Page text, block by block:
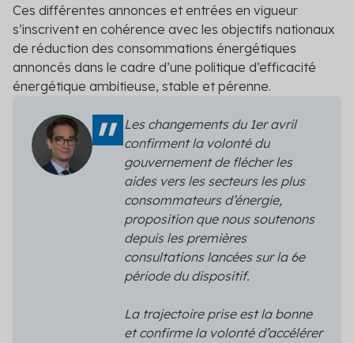
Voir toutes les solutions
Voir toutes les solutions
Agriculture
Copropriété
Logement social
Secteur public
Ces différentes annonces et entrées en vigueur
s’inscrivent en cohérence avec les objectifs nationaux
de réduction des consommations énergétiques
annoncés dans le cadre d’une politique d’efficacité
énergétique ambitieuse, stable et pérenne.
Les changements du 1eravril
confirment la volonté du
gouvernement de flécher les
aides vers les secteurs les plus
consommateurs d’énergie,
proposition que nous soutenons
depuis les premières
consultations lancées sur la 6e
période du dispositif.
La trajectoire prise est la bonne
et confirme la volonté d’accélérer